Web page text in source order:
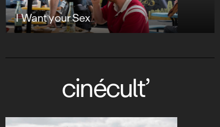
I Want your Sex
cinécult’